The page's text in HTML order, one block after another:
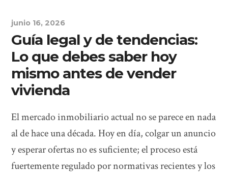
junio 16, 2026
Guía legal y de tendencias:
Lo que debes saber hoy
mismo antes de vender
vivienda
El mercado inmobiliario actual no se parece en nada
al de hace una década. Hoy en día, colgar un anuncio
y esperar ofertas no es suficiente; el proceso está
fuertemente regulado por normativas recientes y los